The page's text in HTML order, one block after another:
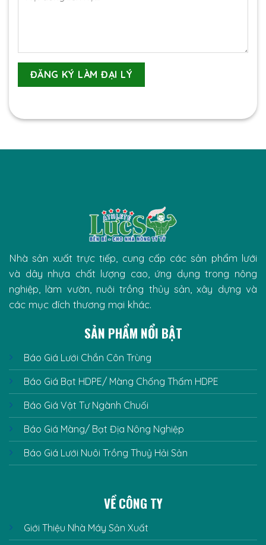
Nhà sản xuất trực tiếp, cung cấp các sản phẩm lưới
và dây nhựa chất lượng cao, ứng dụng trong nông
nghiệp, làm vườn, nuôi trồng thủy sản, xây dựng và
các mục đích thương mại khác.
SẢN PHẨM NỔI BẬT
Báo Giá Lưới Chắn Côn Trùng
Báo Giá Bạt HDPE/ Màng Chống Thấm HDPE
Báo Giá Vật Tư Ngành Chuối
Báo Giá Màng/ Bạt Địa Nông Nghiệp
Báo Giá Lưới Nuôi Trồng Thuỷ Hải Sản
VỀ CÔNG TY
Giới Thiệu Nhà Máy Sản Xuất